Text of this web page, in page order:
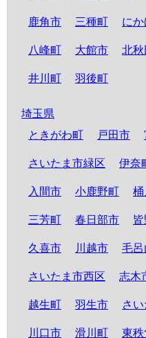
鹿角市 三種町 に
八峰町 大館市 北
井川町 羽後町
埼玉県
ときがわ町
戸田市
さいたま市緑区 伊奈
入間市 小鹿野町 桶
三芳町 春日部市
久喜市 川越市 毛
さいたま市西区 志木
越生町 羽生市 さ
川口市 滑川町 東